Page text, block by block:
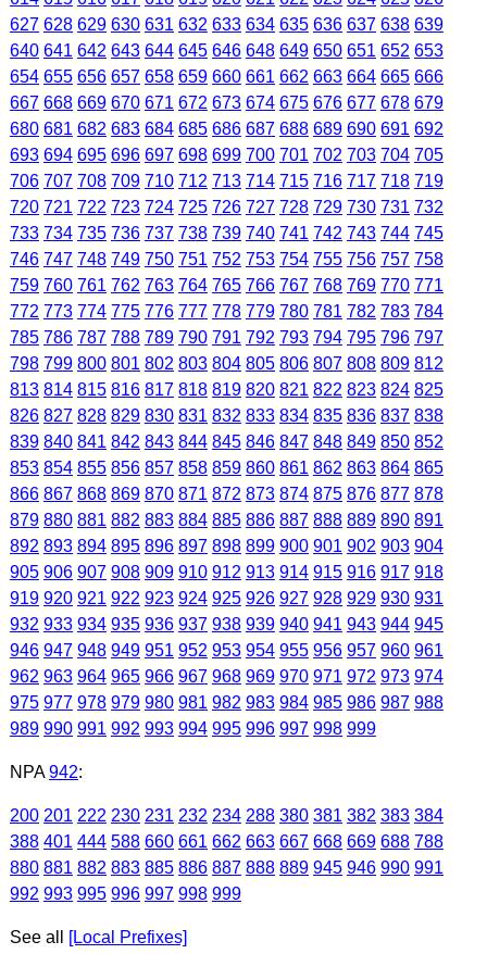
627 628 629 630 631 632 633 634 635 636 637 638 639
640 641 642 643 644 645 646 648 649 650 651 652 653
654 655 656 657 658 659 660 661 662 663 664 665 666
667 668 669 670 671 672 673 674 675 676 677 678 679
680 681 682 683 684 685 686 687 688 689 690 691 692
693 694 695 696 697 698 699 700 701 702 703 704 705
706 707 708 709 710 712 713 714 715 716 717 718 719
720 721 722 723 724 725 726 727 728 729 730 731 732
733 734 735 736 737 738 739 740 741 742 743 744 745
746 747 748 749 750 751 752 753 754 755 756 757 758
759 760 761 762 763 764 765 766 767 768 769 770 771
772 773 774 775 776 777 778 779 780 781 782 783 784
785 786 787 788 789 790 791 792 793 794 795 796 797
798 799 800 801 802 803 804 805 806 807 808 809 812
813 814 815 816 817 818 819 820 821 822 823 824 825
826 827 828 829 830 831 832 833 834 835 836 837 838
839 840 841 842 843 844 845 846 847 848 849 850 852
853 854 855 856 857 858 859 860 861 862 863 864 865
866 867 868 869 870 871 872 873 874 875 876 877 878
879 880 881 882 883 884 885 886 887 888 889 890 891
892 893 894 895 896 897 898 899 900 901 902 903 904
905 906 907 908 909 910 912 913 914 915 916 917 918
919 920 921 922 923 924 925 926 927 928 929 930 931
932 933 934 935 936 937 938 939 940 941 943 944 945
946 947 948 949 951 952 953 954 955 956 957 960 961
962 963 964 965 966 967 968 969 970 971 972 973 974
975 977 978 979 980 981 982 983 984 985 986 987 988
989 990 991 992 993 994 995 996 997 998 999
NPA 942:
200 201 222 230 231 232 234 288 380 381 382 383 384
388 401 444 588 660 661 662 663 667 668 669 688 788
880 881 882 883 885 886 887 888 889 945 946 990 991
992 993 995 996 997 998 999
See all [Local Prefixes]